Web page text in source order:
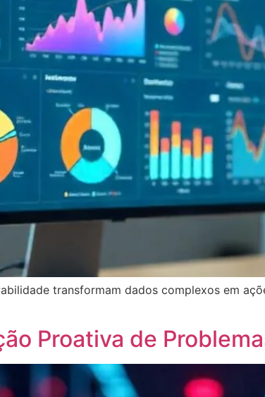
transformam dados complexos em
Proativa de